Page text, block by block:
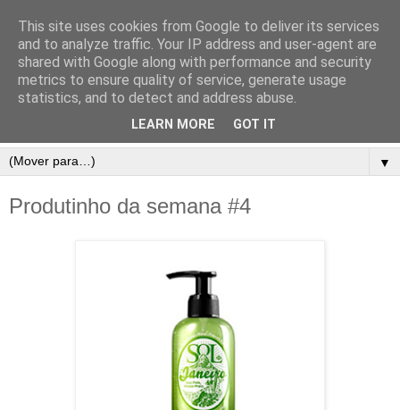
▼
Produtinho da semana #4
This site uses cookies from Google to deliver its services
and to analyze traffic. Your IP address and user-agent are
shared with Google along with performance and security
metrics to ensure quality of service, generate usage
statistics, and to detect and address abuse.
LEARN MORE GOT IT